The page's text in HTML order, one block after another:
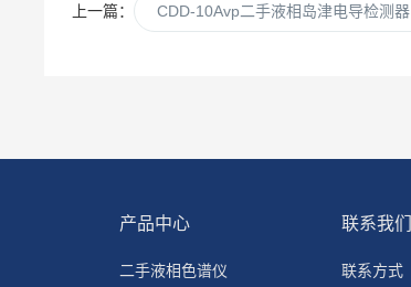
上一篇： CDD-10Avp二手液相岛津电导检测器
产品中心
二手液相色谱仪
联系我们
联系方式